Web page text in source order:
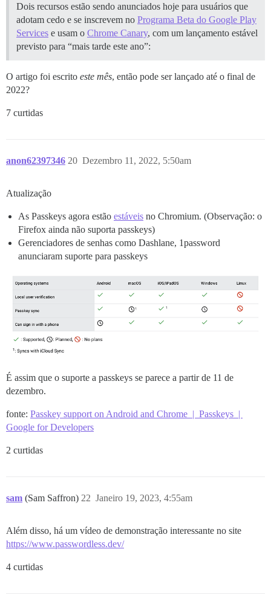
Dois recursos estão sendo anunciados hoje para usuários que
adotam cedo e se inscrevem no Programa Beta do Google Play
Services e usam o Chrome Canary, com um lançamento estável
previsto para “mais tarde este ano”:
O artigo foi escrito este mês, então pode ser lançado até o final de
2022?
7 curtidas
anon62397346 Dezembro 11, 2022, 5:50am
20
Atualização
As Passkeys agora estão estáveis no Chromium. (Observação: o
Firefox ainda não suporta passkeys)
Gerenciadores de senhas como Dashlane, 1password
anunciaram suporte para passkeys
É assim que o suporte a passkeys se parece a partir de 11 de
dezembro.
fonte: Passkey support on Android and Chrome | Passkeys |
Google for Developers
2 curtidas
sam (Sam Saffron) Janeiro 19, 2023, 4:55am
22
Além disso, há um vídeo de demonstração interessante no site
https://www.passwordless.dev/
4 curtidas